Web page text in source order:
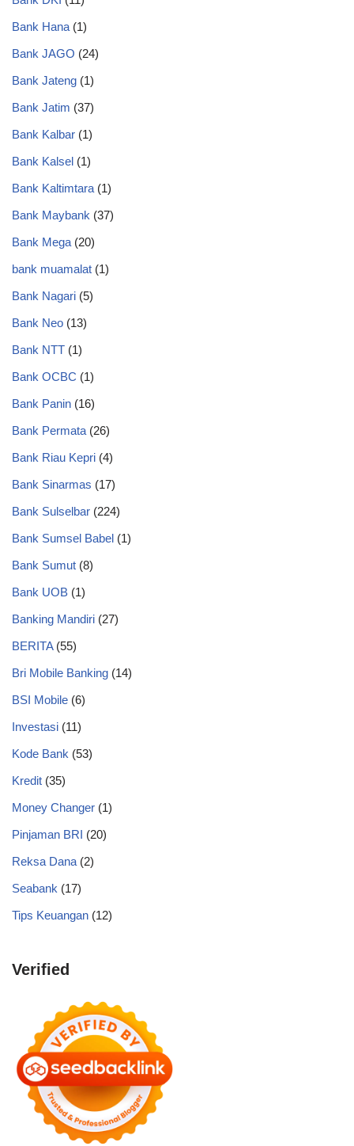
Bank Hana (1)
Bank JAGO (24)
Bank Jateng (1)
Bank Jatim (37)
Bank Kalbar (1)
Bank Kalsel (1)
Bank Kaltimtara (1)
Bank Maybank (37)
Bank Mega (20)
bank muamalat (1)
Bank Nagari (5)
Bank Neo (13)
Bank NTT (1)
Bank OCBC (1)
Bank Panin (16)
Bank Permata (26)
Bank Riau Kepri (4)
Bank Sinarmas (17)
Bank Sulselbar (224)
Bank Sumsel Babel (1)
Bank Sumut (8)
Bank UOB (1)
Banking Mandiri (27)
BERITA(55)
Bri Mobile Banking (14)
BSI Mobile (6)
Investasi (11)
Kode Bank (53)
Kredit (35)
Money Changer (1)
Pinjaman BRI (20)
Reksa Dana (2)
Seabank (17)
Tips Keuangan (12)
Verified